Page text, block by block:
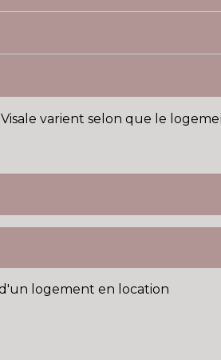
varient selon que le
logement en location